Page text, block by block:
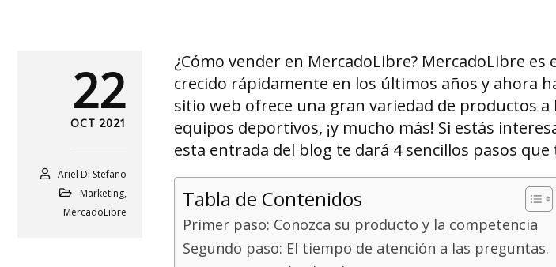
22
OCT 2021
Ariel Di Stefano
Marketing,
MercadoLibre
¿Cómo vender en MercadoLibre? MercadoLibre
crecido rápidamente en los últimos años y ahora
sitio web ofrece una gran variedad de productos
equipos deportivos, ¡y mucho más! Si estás
esta entrada del blog te dará 4 sencillos pasos
Tabla de Contenidos
Primer paso: Conozca su producto y la competencia
Segundo paso: El tiempo de atención a las preguntas.